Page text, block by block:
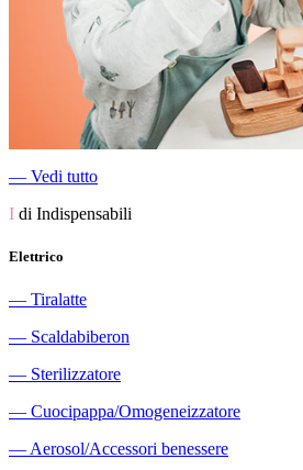
― Vedi tutto
I di Indispensabili
Elettrico
― Tiralatte
― Scaldabiberon
― Sterilizzatore
― Cuocipappa/Omogeneizzatore
― Aerosol/Accessori benessere